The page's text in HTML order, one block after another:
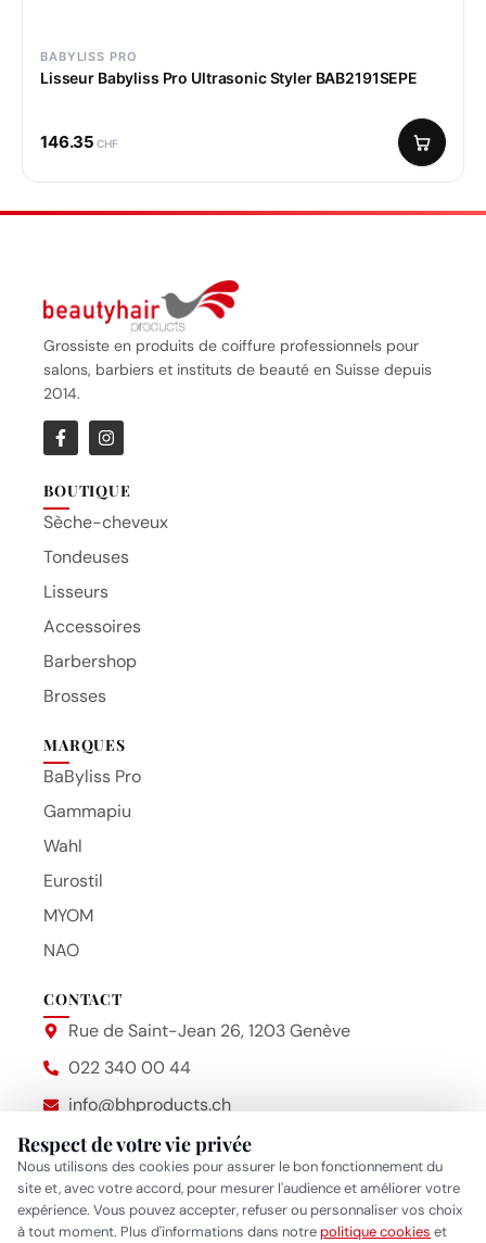
BABYLISS PRO
Lisseur Babyliss Pro Ultrasonic Styler BAB2191SEPE
146.35 CHF
Grossiste en produits de coiffure professionnels pour
salons, barbiers et instituts de beauté en Suisse depuis
2014.
BOUTIQUE
Sèche-cheveux
Tondeuses
Lisseurs
Accessoires
Barbershop
Brosses
MARQUES
BaByliss Pro
Gammapiu
Wahl
Eurostil
MYOM
NAO
CONTACT
Rue de Saint-Jean 26, 1203 Genève
022 340 00 44
info@bhproducts.ch
Lun-Ven 9:00h - 17:00h
Respect de votre vie privée
Nous utilisons des cookies pour assurer le bon fonctionnement du
site et, avec votre accord, pour mesurer l'audience et améliorer votre
expérience. Vous pouvez accepter, refuser ou personnaliser vos choix
à tout moment. Plus d'informations dans notrepolitique cookies et
Beauty Hair Products